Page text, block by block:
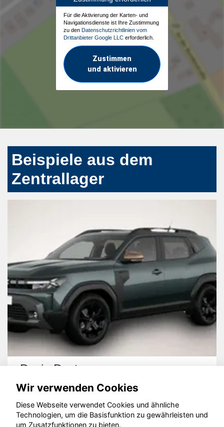
Für die Aktivierung der Karten- und
Navigationsdienste ist Ihre Zustimmung
zu den Datenschutzrichtlinien vom
Drittanbieter Google LLC erforderlich.
Zustimmen
und aktivieren
Beispiele aus dem
Zentrallager
Dacia Duster
© konjunkturmotor.de GmbH 2020 - 2026
Wir verwenden Cookies
Diese Webseite verwendet Cookies und ähnliche
Technologien, um die Basisfunktion zu gewährleisten und
um Zusatzfunktionen zu bieten.